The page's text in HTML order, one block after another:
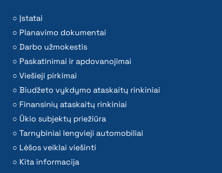
Įstatai
Planavimo dokumentai
Darbo užmokestis
Paskatinimai ir apdovanojimai
Viešieji pirkimai
Biudžeto vykdymo ataskaitų rinkiniai
Finansinių ataskaitų rinkiniai
Ūkio subjektų priežiūra
Tarnybiniai lengvieji automobiliai
Lėšos veiklai viešinti
Kita informacija